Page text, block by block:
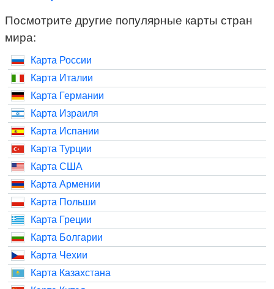
Посмотрите другие популярные карты стран
мира:
Карта России
Карта Италии
Карта Германии
Карта Израиля
Карта Испании
Карта Турции
Карта США
Карта Армении
Карта Польши
Карта Греции
Карта Болгарии
Карта Чехии
Карта Казахстана